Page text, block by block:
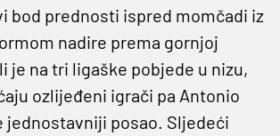
bod prednosti ispred momčadi iz
nadire prema gornjoj
je na tri ligaške pobjede u nizu,
ozlijeđeni igrači pa Antonio
jednostavniji posao. Sljedeći